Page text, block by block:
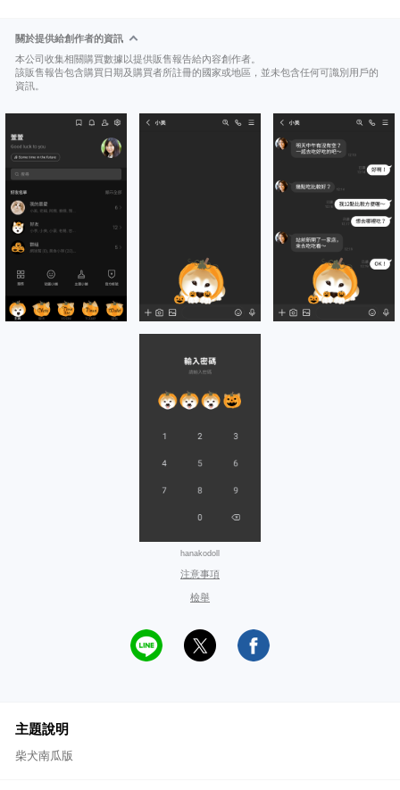
關於提供給創作者的資訊
本公司收集相關購買數據以提供販售報告給內容創作者。
該販售報告包含購買日期及購買者所註冊的國家或地區，並未包含任何可識別用戶的
資訊。
hanakodoll
注意事項
檢舉
主題說明
柴犬南瓜版